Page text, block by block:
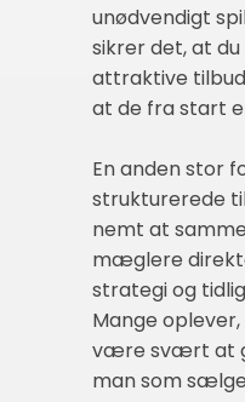
unødvendigt
sikrer det, at
attraktive
at de fra start
En anden stor
strukturerede
nemt at
mæglere
strategi og
Mange
være svært at
man som